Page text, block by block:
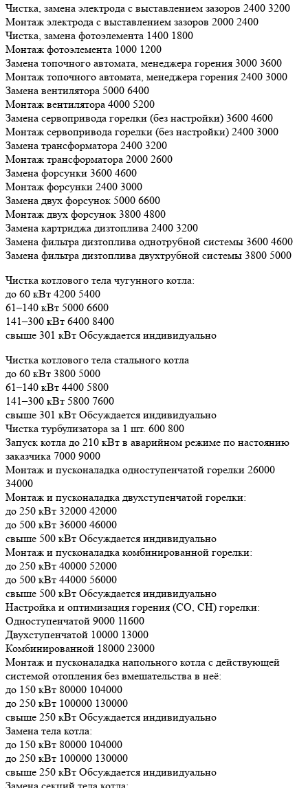
Чистка, замена электрода с выставлением зазоров 2400 3200
Монтаж электрода с выставлением зазоров 2000 2400
Чистка, замена фотоэлемента 1400 1800
Монтаж фотоэлемента 1000 1200
Замена топочного автомата, менеджера горения 3000 3600
Монтаж топочного автомата, менеджера горения 2400 3000
Замена вентилятора 5000 6400
Монтаж вентилятора 4000 5200
Замена сервопривода горелки (без настройки) 3600 4600
Монтаж сервопривода горелки (без настройки) 2400 3000
Замена трансформатора 2400 3200
Монтаж трансформатора 2000 2600
Замена форсунки 3600 4600
Монтаж форсунки 2400 3000
Замена двух форсунок 5000 6600
Монтаж двух форсунок 3800 4800
Замена картриджа дизтоплива 2400 3200
Замена фильтра дизтоплива однотрубной системы 3600 4600
Замена фильтра дизтоплива двухтрубной системы 3800 5000
Чистка котлового тела чугунного котла:
до 60 кВт 4200 5400
61–140 кВт 5000 6600
141–300 кВт 6400 8400
свыше 301 кВт Обсуждается индивидуально
Чистка котлового тела стального котла
до 60 кВт 3800 5000
61–140 кВт 4400 5800
141–300 кВт 5800 7600
свыше 301 кВт Обсуждается индивидуально
Чистка турбулизатора за 1 шт. 600 800
Запуск котла до 210 кВт в аварийном режиме по настоянию
заказчика 7000 9000
Монтаж и пусконаладка одноступенчатой горелки 26000
34000
Монтаж и пусконаладка двухступенчатой горелки:
до 250 кВт 32000 42000
до 500 кВт 36000 46000
свыше 500 кВт Обсуждается индивидуально
Монтаж и пусконаладка комбинированной горелки:
до 250 кВт 40000 52000
до 500 кВт 44000 56000
свыше 500 кВт Обсуждается индивидуально
Настройка и оптимизация горения (СО, СН) горелки:
Одноступенчатой 9000 11600
Двухступенчатой 10000 13000
Комбинированной 18000 23000
Монтаж и пусконаладка напольного котла с действующей
системой отопления без вмешательства в неё:
до 150 кВт 80000 104000
до 250 кВт 100000 130000
свыше 250 кВт Обсуждается индивидуально
Замена тела котла:
до 150 кВт 80000 104000
до 250 кВт 100000 130000
свыше 250 кВт Обсуждается индивидуально